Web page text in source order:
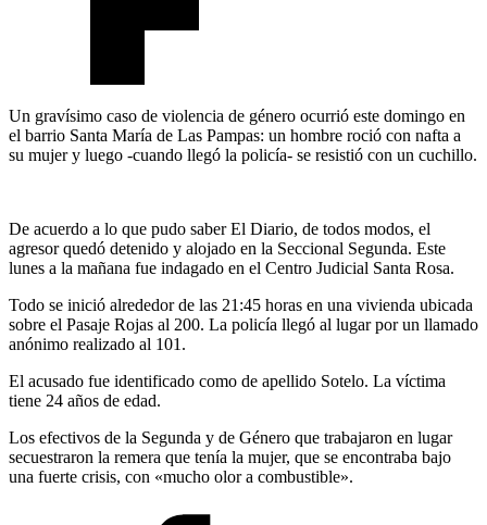
Un gravísimo caso de violencia de género ocurrió este domingo en
el barrio Santa María de Las Pampas: un hombre roció con nafta a
su mujer y luego -cuando llegó la policía- se resistió con un cuchillo.
De acuerdo a lo que pudo saber El Diario, de todos modos, el
agresor quedó detenido y alojado en la Seccional Segunda. Este
lunes a la mañana fue indagado en el Centro Judicial Santa Rosa.
Todo se inició alrededor de las 21:45 horas en una vivienda ubicada
sobre el Pasaje Rojas al 200. La policía llegó al lugar por un llamado
anónimo realizado al 101.
El acusado fue identificado como de apellido Sotelo. La víctima
tiene 24 años de edad.
Los efectivos de la Segunda y de Género que trabajaron en lugar
secuestraron la remera que tenía la mujer, que se encontraba bajo
una fuerte crisis, con «mucho olor a combustible».